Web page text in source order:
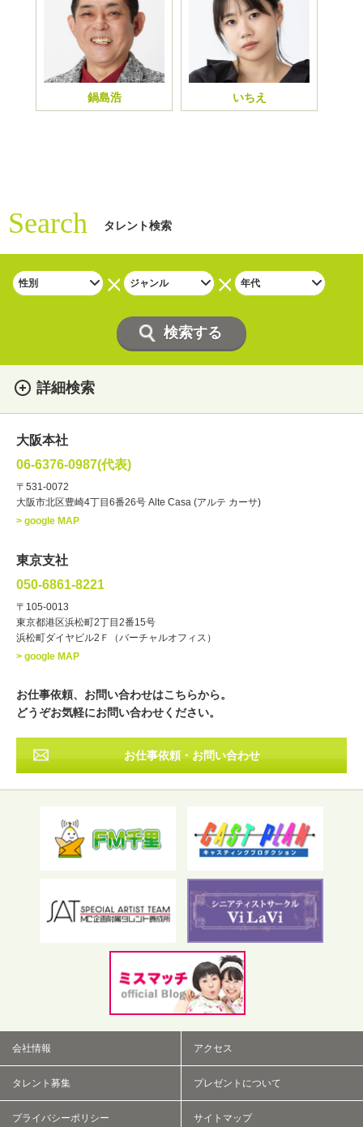
鍋島浩 いちえ
Search タレント検索
詳細検索
・性別
・ジャンル
ナレーター レポーター
・年齢
・出身地 北海道 東北
その他
フリーワード検索
大阪本社
06-6376-0987(代表)
〒531-0072
大阪市北区豊崎4丁目6番26号 Alte Casa (アルテ カーサ)
> google MAP
東京支社
050-6861-8221
〒105-0013
東京都港区浜松町2丁目2番15号
浜松町ダイヤビル2Ｆ（バーチャルオフィス）
> google MAP
お仕事依頼、お問い合わせはこちらから。
どうぞお気軽にお問い合わせください。
お仕事依頼・お問い合わせ
会社情報 アクセス
タレント募集 プレゼントについて
プライバシーポリシー サイトマップ